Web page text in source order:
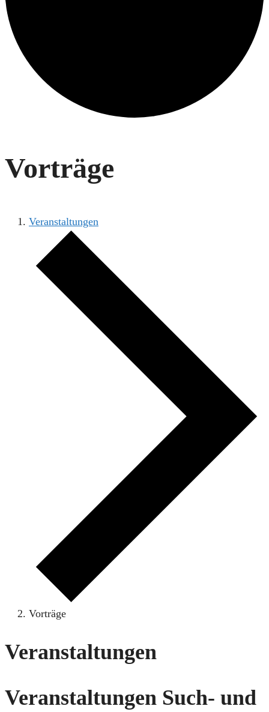
Vorträge
Veranstaltungen
Vorträge
Veranstaltungen
Veranstaltungen Such- und